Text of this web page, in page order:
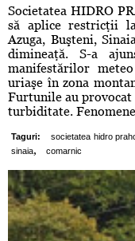
Societatea HIDRO
să aplice restricţii
Azuga, Buşteni,
dimineaţă. S-a
manifestărilor
uriaşe în zona
Furtunile au
turbiditate.
Taguri: societatea hidro
sinaia, comarnic